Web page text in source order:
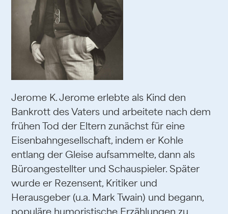
Jerome K. Jerome erlebte als Kind den
Bankrott des Vaters und arbeitete nach dem
frühen Tod der Eltern zunächst für eine
Eisenbahngesellschaft, indem er Kohle
entlang der Gleise aufsammelte, dann als
Büroangestellter und Schauspieler. Später
wurde er Rezensent, Kritiker und
Herausgeber (u.a. Mark Twain) und begann,
populäre humoristische Erzählungen zu